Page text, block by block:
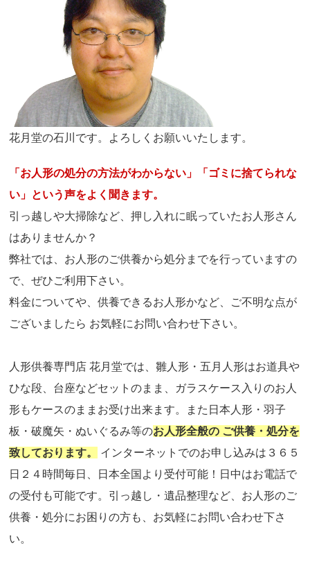
花月堂の石川です。よろしくお願いいたします。
「お人形の処分の方法がわからない」「ゴミに捨てられな
い」という声をよく聞きます。
引っ越しや大掃除など、押し入れに眠っていたお人形さん
はありませんか？
弊社では、お人形のご供養から処分までを行っていますの
で、ぜひご利用下さい。
料金についてや、供養できるお人形かなど、ご不明な点が
ございましたら お気軽にお問い合わせ下さい。
人形供養専門店 花月堂では、雛人形・五月人形はお道具や
ひな段、台座などセットのまま、ガラスケース入りのお人
形もケースのままお受け出来ます。また日本人形・羽子
板・破魔矢・ぬいぐるみ等のお人形全般の ご供養・処分を
致しております。
インターネットでのお申し込みは３６５
日２４時間毎日、日本全国より受付可能！日中はお電話で
の受付も可能です。引っ越し・遺品整理など、お人形のご
供養・処分にお困りの方も、お気軽にお問い合わせ下さ
い。